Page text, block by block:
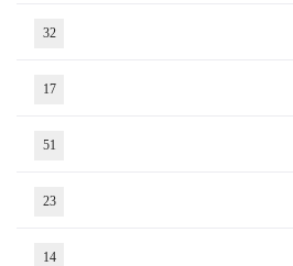
32
17
51
23
14